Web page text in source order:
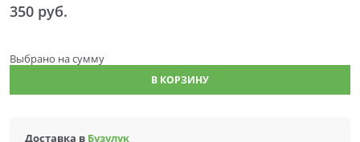
350 руб.
Выбрано на сумму
В КОРЗИНУ
Доставка в Бузулук